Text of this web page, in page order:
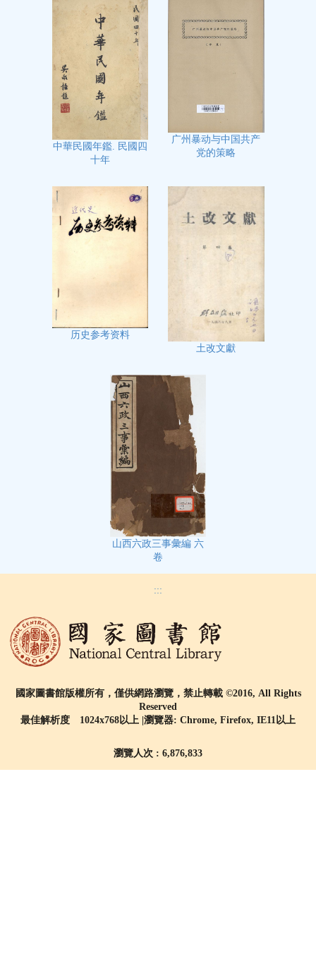
中華民國年鑑. 民國四
十年
广州暴动与中国共产
党的策略
历史参考资料
土改文獻
山西六政三事彙編 六
卷
:::
國家圖書館版權所有，僅供網路瀏覽，禁止轉載 ©2016, All Rights
Reserved
最佳解析度 1024x768以上 |瀏覽器: Chrome, Firefox, IE11以上
瀏覽人次 : 6,876,833